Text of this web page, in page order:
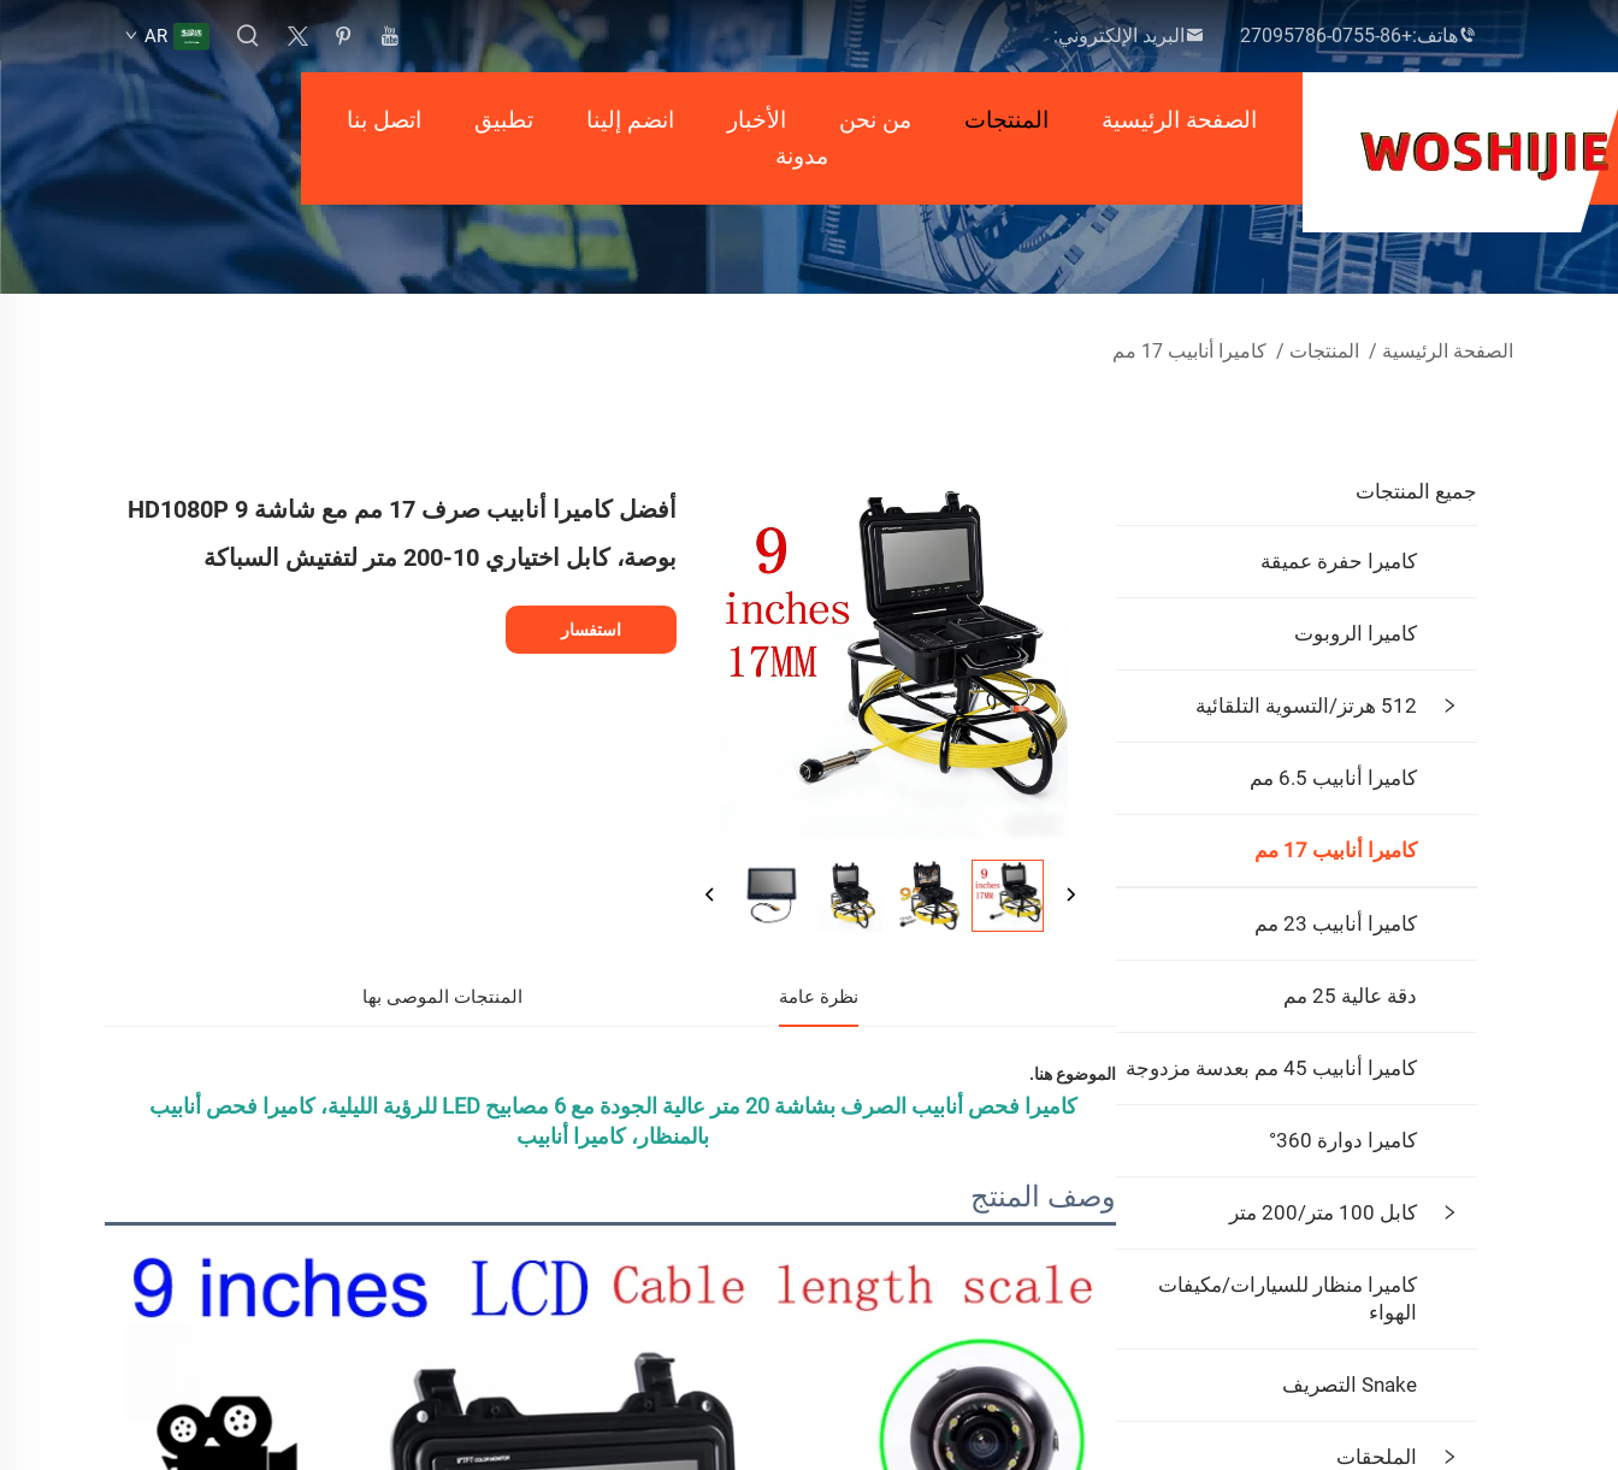
هاتف:+86-0755-27095786 البريد الإلكتروني: AR
الصفحة الرئيسية المنتجات من نحن الأخبار انضم إلينا تطبيق
اتصل بنا
مدونة
الصفحة الرئيسية / المنتجات / كاميرا أنابيب 17 مم
جميع المنتجات
كاميرا حفرة عميقة
كاميرا الروبوت
512 هرتز/التسوية التلقائية
كاميرا أنابيب 6.5 مم
كاميرا أنابيب 17 مم
كاميرا أنابيب 23 مم
دقة عالية 25 مم
كاميرا أنابيب 45 مم بعدسة مزدوجة
كاميرا دوارة 360°
كابل 100 متر/200 متر
كاميرا منظار للسيارات/مكيفات
الهواء
Snake التصريف
الملحقات
أفضل كاميرا أنابيب صرف 17 مم مع شاشة HD1080P 9
بوصة، كابل اختياري 10-200 متر لتفتيش السباكة
استفسار
نظرة عامة المنتجات الموصى بها
الموضوع هنا.
بالمنظار، كاميرا أنابيب
وصف المنتج